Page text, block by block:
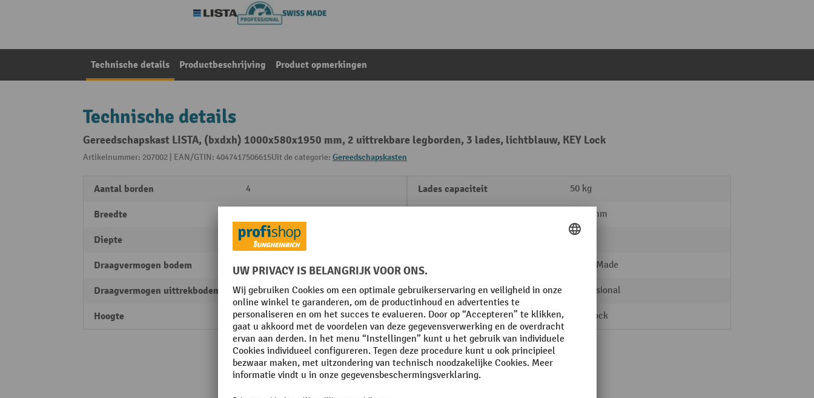
Technische details Productbeschrijving Product opmerkingen
Technische details
Gereedschapskast LISTA, (bxdxh) 1000x580x1950 mm, 2 uittrekbare legborden, 3 lades, lichtblauw, KEY Lock
Artikelnummer: 207002 | EAN/GTIN: 4047417506615Uit de categorie: Gereedschapskasten
Aantal borden 4
Breedte
Diepte 580 mm
Draagvermogen bodem 60 kg
Draagvermogen uittrekbodems 50 kg
Hoogte 1950
Lades capaciteit 50 kg
1835 mm
Plaats van vervaardiging Swiss Made
Rubriek Professional
Sluitsysteem KEY Lock
Toon alle technische details